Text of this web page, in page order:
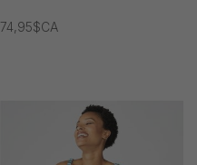
74,95$CA